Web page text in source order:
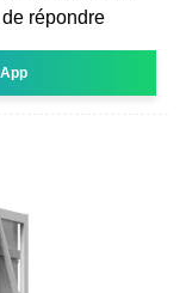
répondre